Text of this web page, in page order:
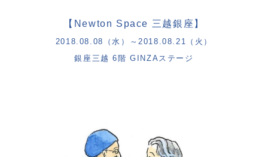
【 Newton Space 三越銀座】
2018.08.08 （水）～2018.08.21 （火）
銀座三越 6 階 GINZAステージ